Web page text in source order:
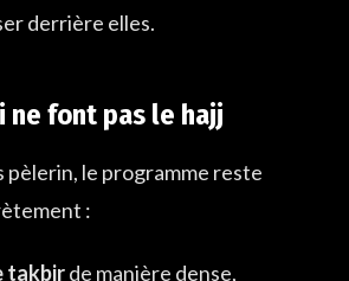
derrière elles.
ne font pas le hajj
pèlerin, le programme reste
:
takbirde manière dense,